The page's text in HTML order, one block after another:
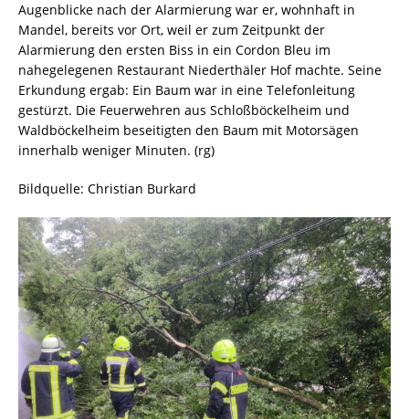
Augenblicke nach der Alarmierung war er, wohnhaft in
Mandel, bereits vor Ort, weil er zum Zeitpunkt der
Alarmierung den ersten Biss in ein Cordon Bleu im
nahegelegenen Restaurant Niederthäler Hof machte. Seine
Erkundung ergab: Ein Baum war in eine Telefonleitung
gestürzt. Die Feuerwehren aus Schloßböckelheim und
Waldböckelheim beseitigten den Baum mit Motorsägen
innerhalb weniger Minuten. (rg)
Bildquelle: Christian Burkard